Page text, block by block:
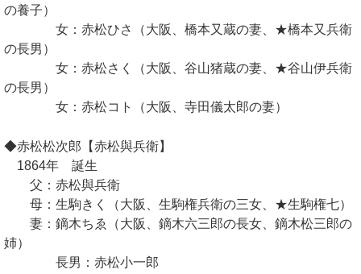
の養子）
女：赤松ひさ（大阪、橋本又蔵の妻、★橋本又兵衛
の長男）
女：赤松さく（大阪、谷山猪蔵の妻、★谷山伊兵衛
の長男）
女：赤松コト（大阪、寺田儀太郎の妻）
◆赤松松次郎【赤松與兵衛】
1864年 誕生
父：赤松與兵衛
母：生駒きく（大阪、生駒権兵衛の三女、★生駒権七）
妻：鏑木ちゑ（大阪、鏑木六三郎の長女、鏑木松三郎の
姉）
長男：赤松小一郎